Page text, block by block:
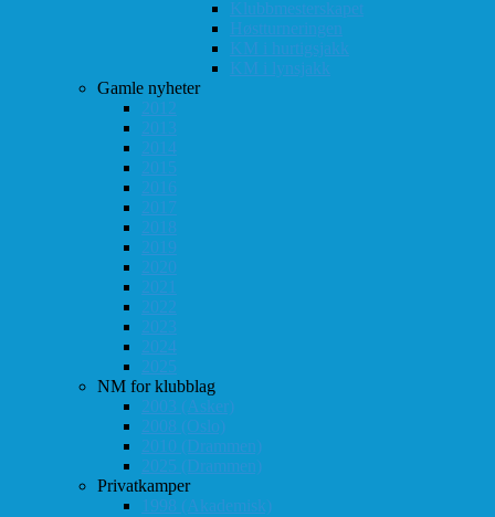
Klubbmesterskapet
Høstturneringen
KM i hurtigsjakk
KM i lynsjakk
Gamle nyheter
2012
2013
2014
2015
2016
2017
2018
2019
2020
2021
2022
2023
2024
2025
NM for klubblag
2003 (Asker)
2008 (Oslo)
2010 (Drammen)
2025 (Drammen)
Privatkamper
1998 (Akademisk)